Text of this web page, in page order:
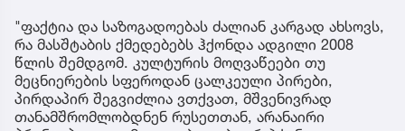
"ფაქტია და საზოგადოებას ძალიან კარგად ახსოვს,
რა მასშტაბის ქმედებებს ჰქონდა ადგილი 2008
წლის შემდგომ. კულტურის მოღვაწეები თუ
მეცნიერების სფეროდან ცალკეული პირები,
პირდაპირ შეგვიძლია ვთქვათ, მშვენივრად
თანამშრომლობდნენ რუსეთთან, არანაირი